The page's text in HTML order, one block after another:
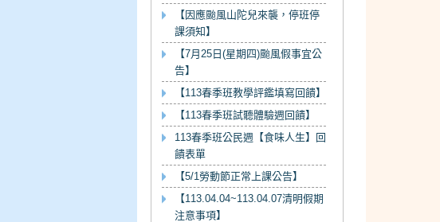
【因應颱風山陀兒來襲，停班停
課須知】
【7月25日(星期四)颱風假事宜公
告】
【113春季班教學評鑑填寫回饋】
【113春季班試聽體驗週回饋】
113春季班公民週【食味人生】回
饋表單
【5/1勞動節正常上課公告】
【113.04.04~113.04.07清明假期
注意事項】